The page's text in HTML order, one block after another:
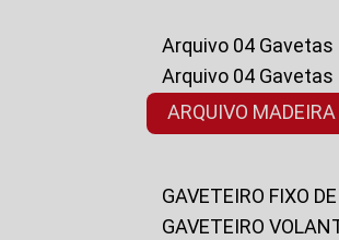
Arquivo 04
Arquivo 04
ARQUIVO
GAVETEIRO FIXO
GAVETEIRO